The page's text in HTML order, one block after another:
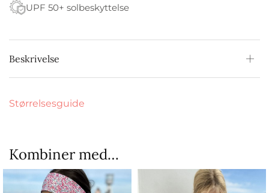
UPF 50+ solbeskyttelse
Beskrivelse
Størrelsesguide
Kombiner med…